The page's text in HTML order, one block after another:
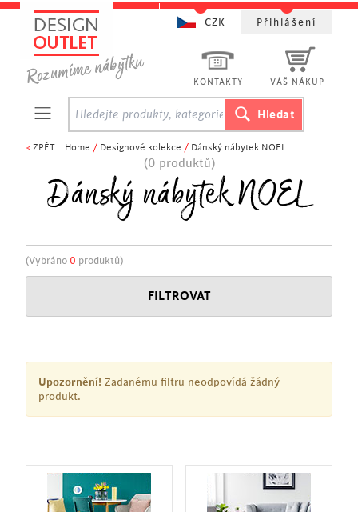
< ZPĚT Home / Designové kolekce / Dánský nábytek NOEL
(0 produktů)
Dánský nábytek NOEL
(Vybráno 0 produktů)
FILTROVAT
Upozornění! Zadanému filtru neodpovídá žádný
produkt.
KONTAKTY VÁŠ NÁKUP
CZK Přihlášení